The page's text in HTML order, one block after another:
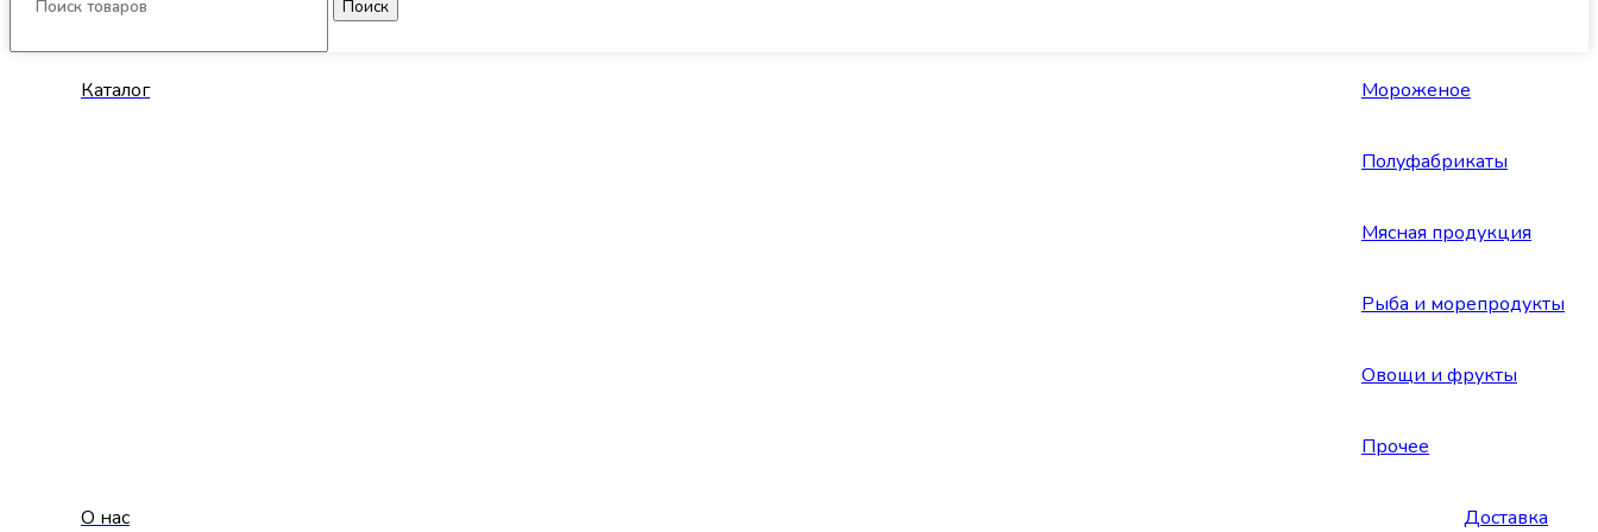
Поиск
Каталог Мороженое
Полуфабрикаты
Мясная продукция
Рыба и морепродукты
Овощи и фрукты
Прочее
О нас Доставка